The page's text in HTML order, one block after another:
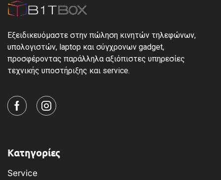
Εξειδικευόμαστε στην πώληση κινητών τηλεφώνων,
υπολογιστών, laptop και σύγχρονων gadget,
προσφέροντας παράλληλα αξιόπιστες υπηρεσίες
τεχνικής υποστήριξης και service.
Κατηγορίες
Service